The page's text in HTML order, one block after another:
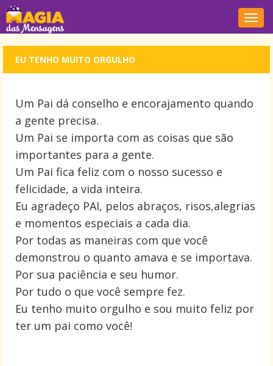
EU TENHO MUITO ORGULHO
Um Pai dá conselho e encorajamento quando
a gente precisa.
Um Pai se importa com as coisas que são
importantes para a gente.
Um Pai fica feliz com o nosso sucesso e
felicidade, a vida inteira.
Eu agradeço PAI, pelos abraços, risos,alegrias
e momentos especiais a cada dia.
Por todas as maneiras com que você
demonstrou o quanto amava e se importava.
Por sua paciência e seu humor.
Por tudo o que você sempre fez.
Eu tenho muito orgulho e sou muito feliz por
ter um pai como você!